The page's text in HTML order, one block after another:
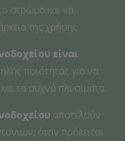
στρώμα και να
της χρήσης.
είναι
ποιότητας για να
τα συχνά πλυσίματα.
αποτελούν
όταν πρόκειται